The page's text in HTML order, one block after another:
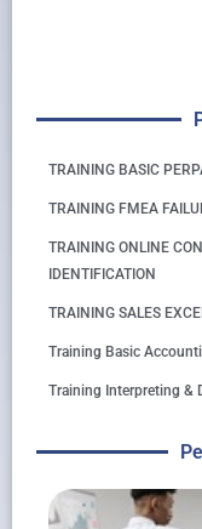
TRAINING BASIC
TRAINING FMEA
TRAINING ONLINE
IDENTIFICATION
TRAINING SALES
Training Basic
Training Interpreting &